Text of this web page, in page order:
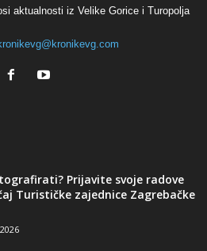
aktualnosti iz Velike Gorice i Turopolja
Prijavite svoje radove
Turističke zajednice Zagrebačke